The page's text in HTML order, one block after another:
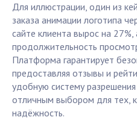
Для иллюстрации, один из
заказа анимации логотипа
сайте клиента вырос на 27%,
продолжительность
Платформа гарантирует
предоставляя отзывы и
удобную систему
отличным выбором для тех,
надёжность.